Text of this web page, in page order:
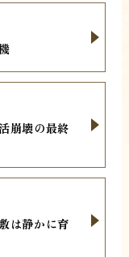
崩壊の最終
は静かに育